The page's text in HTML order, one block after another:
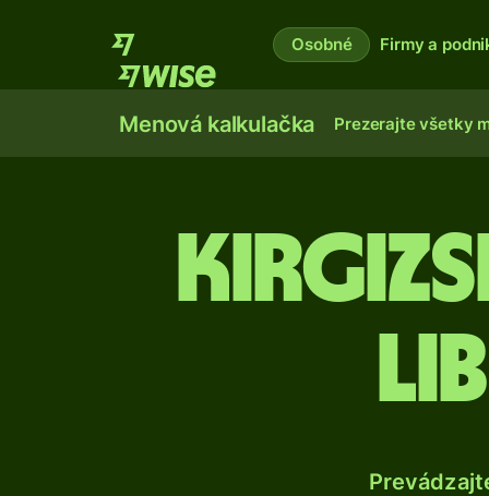
Osobné Firmy a
Menová kalkulačka Prezerajte všetky